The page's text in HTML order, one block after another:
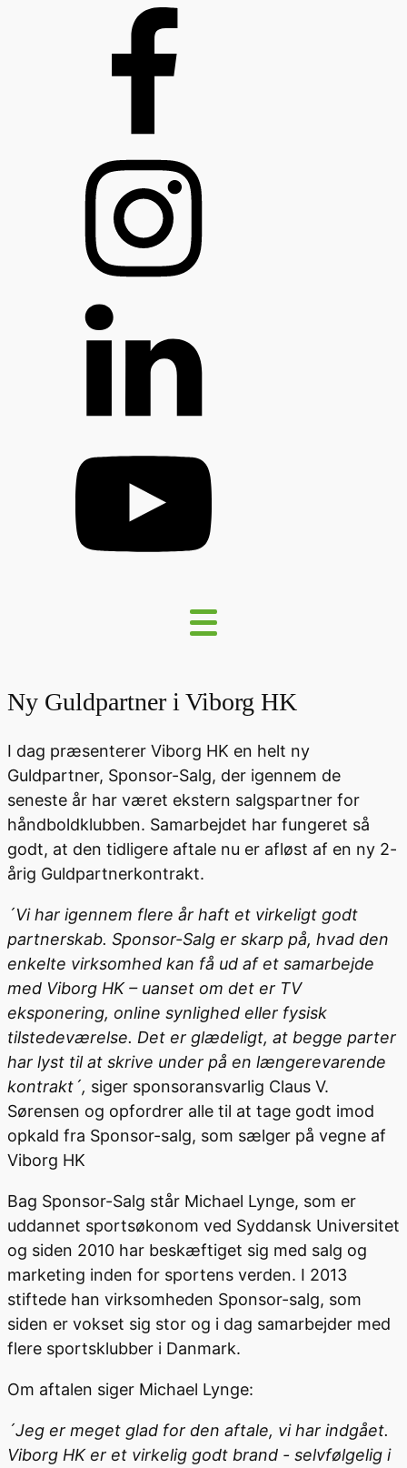
Ny Guldpartner i Viborg HK
I dag præsenterer Viborg HK en helt ny
Guldpartner, Sponsor-Salg, der igennem de
seneste år har været ekstern salgspartner for
håndboldklubben. Samarbejdet har fungeret så
godt, at den tidligere aftale nu er afløst af en ny 2-
årig Guldpartnerkontrakt.
´Vi har igennem flere år haft et virkeligt godt
partnerskab. Sponsor-Salg er skarp på, hvad den
enkelte virksomhed kan få ud af et samarbejde
med Viborg HK – uanset om det er TV
eksponering, online synlighed eller fysisk
tilstedeværelse. Det er glædeligt, at begge parter
har lyst til at skrive under på en længerevarende
kontrakt´, siger sponsoransvarlig Claus V.
Sørensen og opfordrer alle til at tage godt imod
opkald fra Sponsor-salg, som sælger på vegne af
Viborg HK
Bag Sponsor-Salg står Michael Lynge, som er
uddannet sportsøkonom ved Syddansk Universitet
og siden 2010 har beskæftiget sig med salg og
marketing inden for sportens verden. I 2013
stiftede han virksomheden Sponsor-salg, som
siden er vokset sig stor og i dag samarbejder med
flere sportsklubber i Danmark.
Om aftalen siger Michael Lynge:
´Jeg er meget glad for den aftale, vi har indgået.
Viborg HK er et virkelig godt brand - selvfølgelig i